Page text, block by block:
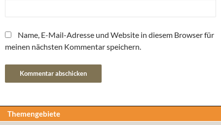
Name, E-Mail-Adresse und Website in diesem Browser für
meinen nächsten Kommentar speichern.
Themengebiete